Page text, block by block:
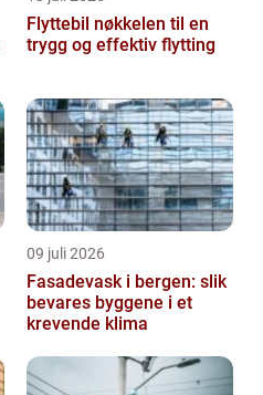
Flyttebil nøkkelen til en
trygg og effektiv flytting
09 juli 2026
Fasadevask i bergen: slik
bevares byggene i et
krevende klima